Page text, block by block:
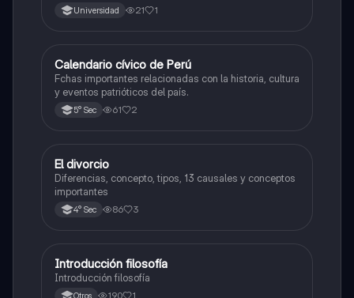
Universidad 21 1
Desarrollo Personal, Ciudadanía y Cívica
Calendario cívico de Perú
Fchas importantes relacionadas con la historia, cultura
y eventos patrióticos del país.
5° Sec 61 2
Desarrollo Personal, Ciudadanía y Cívica
El divorcio
Diferencias, concepto, tipos, 13 causales y conceptos
importantes
4° Sec 86 3
Desarrollo Personal, Ciudadanía y Cívica
Introducción filosofía
Introducción filosofía
Otros 190 1